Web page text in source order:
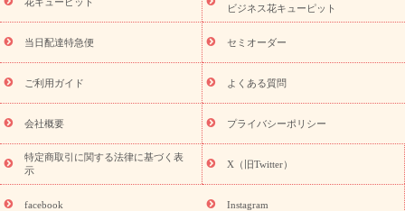
特集
お盆 花（新盆・初盆） 季節のイベント
お盆 花（新
盆・初盆）
お盆 花（新盆・初盆）
お盆・お供え 花とセットギ
フト
お盆・お供え プリザーブドフラワー
ひまわり ギフト・プ
レゼント特集
夏の花贈り・お中元・暑中見舞い 花のギフト特集
敬老の日におくる花ギフト・プレゼント特集
花ギフト・プレゼント特集
敬老の日 花のおすすめランキング
敬
老の日 花鉢植えのギフト・プレゼント特集
敬老の日 花とセットギ
フト・プレゼント特集
敬老の日の花 全てのギフト一覧
キャン
ペーン
映画『ウォーターガーディアンズ』コラボキャンペーン
「きょう誕生日なんです」キャンペーン
誕生日の花を探す
誕生日フラワーギフト 誕生日フラワーギフト特集
ビジネス花キューピット
当日配達特急便 セミオーダー
ご利用ガイド よくある質問
会社概要 プライバシーポリシー
特定商取引に関する法律に基づく表
示
X（旧Twitter）
facebook Instagram